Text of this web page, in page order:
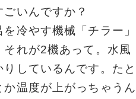
ごいんですか？
冷やす機械「チラー」
それが2機あって。水風
しているんです。たと
温度が上がっちゃうん